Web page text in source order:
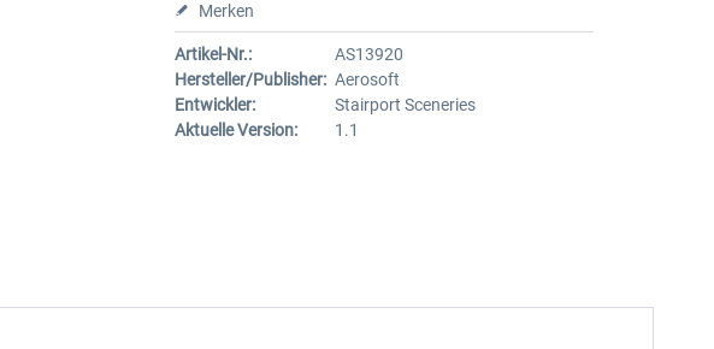
Merken
Artikel-Nr.:
AS13920
Hersteller/Publisher: Aerosoft
Entwickler:
Stairport Sceneries
Aktuelle Version:
1.1